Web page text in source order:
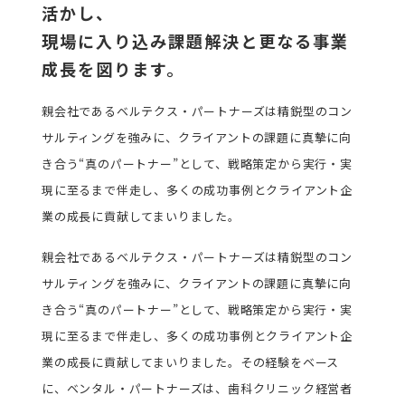
活かし、
現場に入り込み課題解決と更なる事業
成長を図ります。
親会社であるベルテクス・パートナーズは精鋭型のコン
サルティングを強みに、クライアントの課題に真摯に向
き合う“真のパートナー”として、戦略策定から実行・実
現に至るまで伴走し、多くの成功事例とクライアント企
業の成長に貢献してまいりました。
親会社であるベルテクス・パートナーズは精鋭型のコン
サルティングを強みに、クライアントの課題に真摯に向
き合う“真のパートナー”として、戦略策定から実行・実
現に至るまで伴走し、多くの成功事例とクライアント企
業の成長に貢献してまいりました。その経験をベース
に、ベンタル・パートナーズは、歯科クリニック経営者